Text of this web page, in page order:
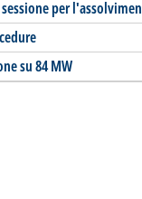
per
su 84 MW